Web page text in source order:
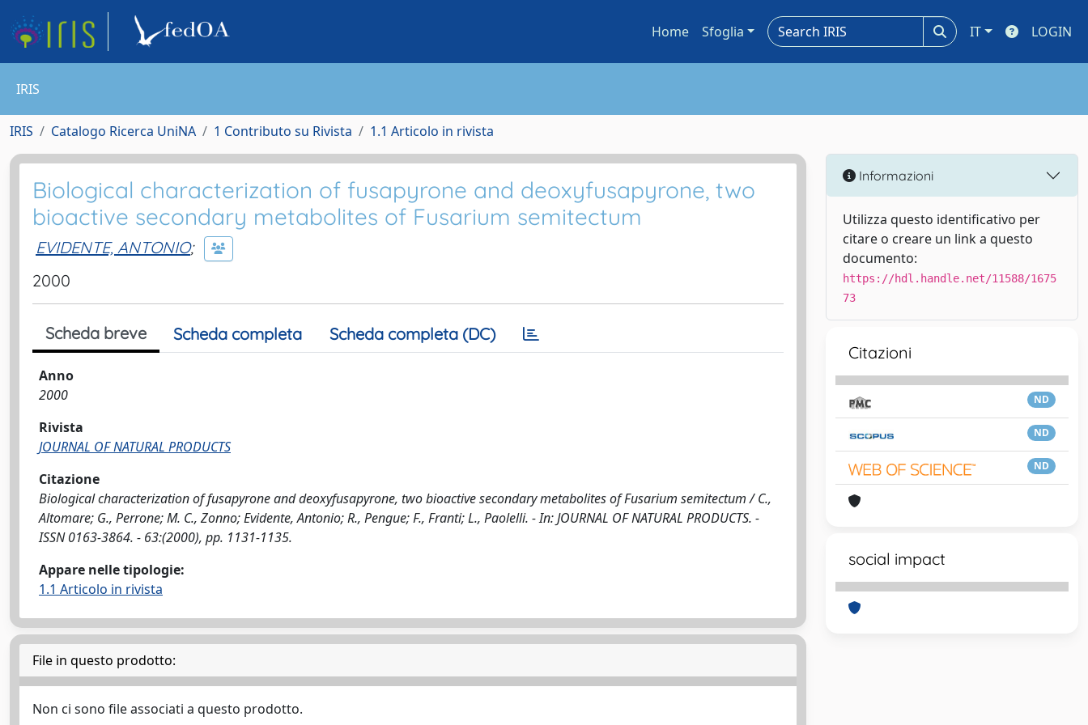
Home Sfoglia IT LOGIN
IRIS
IRIS Catalogo Ricerca UniNA 1 Contributo su Rivista 1.1 Articolo in rivista
Biological characterization of fusapyrone and deoxyfusapyrone, two
bioactive secondary metabolites of Fusarium semitectum
EVIDENTE, ANTONIO;
2000
Scheda breve Scheda completa Scheda completa (DC)
Anno
2000
Rivista
JOURNAL OF NATURAL PRODUCTS
Citazione
Biological characterization of fusapyrone and deoxyfusapyrone, two bioactive secondary metabolites of Fusarium semitectum / C.,
Altomare; G., Perrone; M. C., Zonno; Evidente, Antonio; R., Pengue; F., Franti; L., Paolelli. - In: JOURNAL OF NATURAL PRODUCTS. -
ISSN 0163-3864. - 63:(2000), pp. 1131-1135.
Appare nelle tipologie:
1.1 Articolo in rivista
File in questo prodotto:
Non ci sono file associati a questo prodotto.
Informazioni
Utilizza questo identificativo per
citare o creare un link a questo
documento:
https://hdl.handle.net/11588/1675
73
Citazioni
ND
ND
ND
social impact